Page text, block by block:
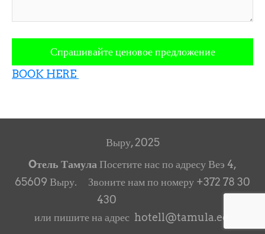
BOOK HERE
Выру, 2025
Oтель Тамула Посетите нас по адресу Веэ 4,
65609 Выру. Звоните нам по номеру +372 78 30
430
или пишите на адрес hotell@tamula.ee